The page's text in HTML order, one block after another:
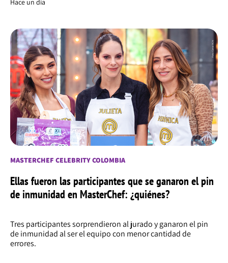
Hace un día
MASTERCHEF CELEBRITY COLOMBIA
Ellas fueron las participantes que se ganaron el pin
de inmunidad en MasterChef: ¿quiénes?
Tres participantes sorprendieron al jurado y ganaron el pin
de inmunidad al ser el equipo con menor cantidad de
errores.